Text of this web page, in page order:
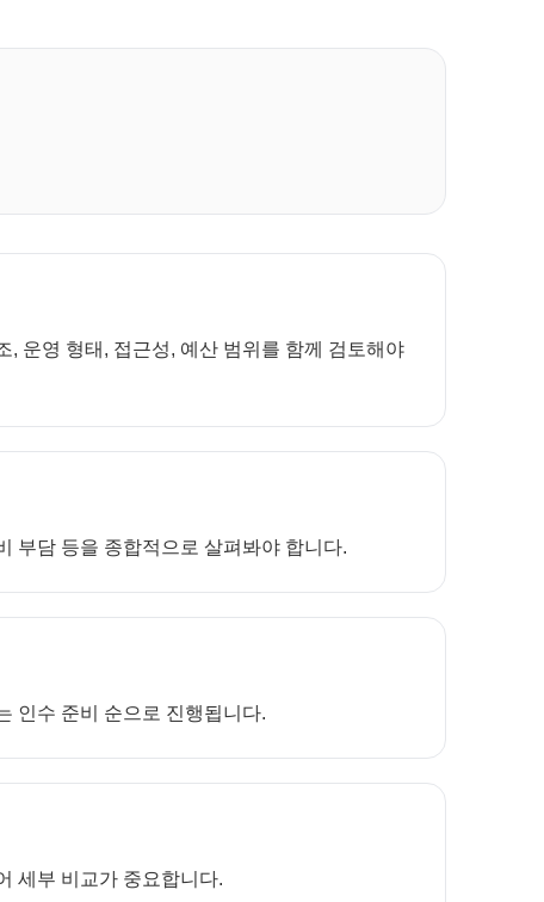
운영 형태, 접근성, 예산 범위를 함께 검토해야
부담 등을 종합적으로 살펴봐야 합니다.
수 준비 순으로 진행됩니다.
세부 비교가 중요합니다.